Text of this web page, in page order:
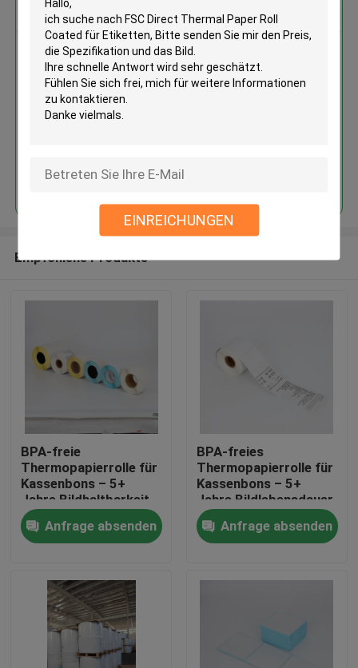
EINREICHUNGEN
Produkte
Über uns
Erhalten Sie den besten Preis für
FSC Direct Thermal Paper Roll
Coated für Etiketten
Fortsetzen
Empfohlene Produkte
BPA-freie
Thermopapierrolle für
Kassenbons – 5+
Jahre Bildhaltbarkeit,
Kassenbonpapier,
Geldautomatendruckerpapier,
ölbeständige
Anfrage absenden
BPA-freies
Thermopapierrolle für
Kassenbons – 5+
Jahre Bildlebensdauer,
Kassenbonpapier,
ölbeständige
Anfrage absenden